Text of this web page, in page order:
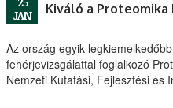
JAN
Kiváló a Proteomika
Az ország egyik
fehérjevizsgálattal foglalkozó
Nemzeti Kutatási, Fejlesztési és